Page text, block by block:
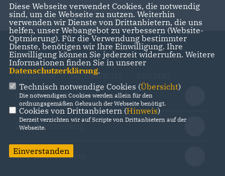
IMPRESSUM DATENSCHUTZ
CDU Kreisverband Barnim
CDU Brandenburg
CDU Deutschlands
Diese Webseite verwendet Cookies, die notwendig
sind, um die Webseite zu nutzen. Weiterhin
verwenden wir Dienste von Drittanbietern, die uns
helfen, unser Webangebot zu verbessern (Website-
Optmierung). Für die Verwendung bestimmter
Dienste, benötigen wir Ihre Einwilligung. Ihre
Einwilligung können Sie jederzeit widerrufen. Weitere
Informationen finden Sie in unserer
Datenschutzerklärung.
Technisch notwendige Cookies (Übersicht)
Die notwendigen Cookies werden allein für den
ordnungsgemäßen Gebrauch der Webseite benötigt.
Cookies von Drittanbietern (Hinweis)
Derzeit verzichten wir auf Scripte von Drittanbietern auf der
Webseite.
Einverstanden